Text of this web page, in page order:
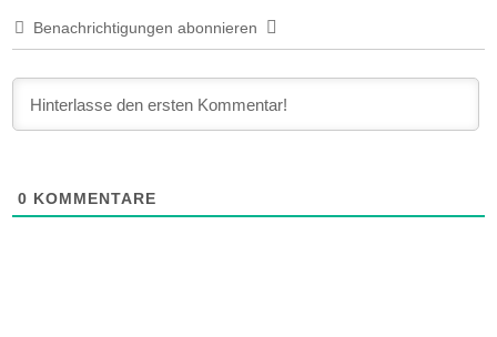
Benachrichtigungen abonnieren
0 KOMMENTARE